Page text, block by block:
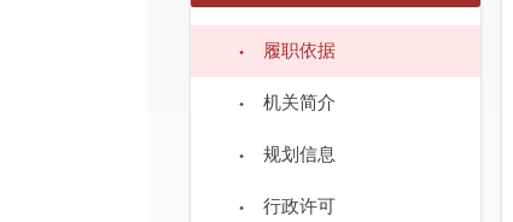
履职依据
机关简介
规划信息
行政许可